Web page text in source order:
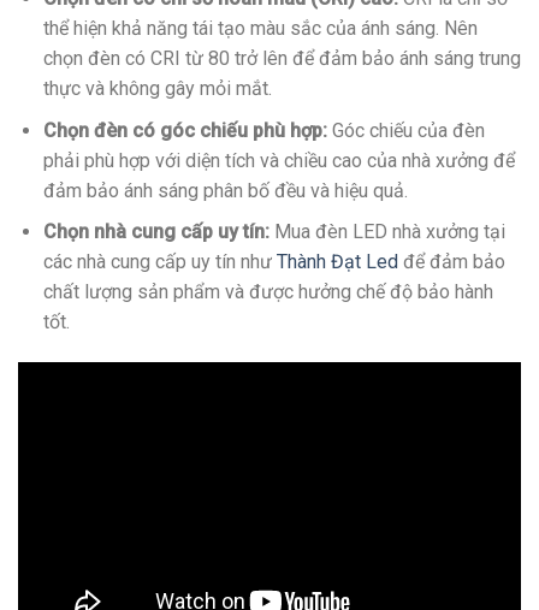
thể hiện khả năng tái tạo màu sắc của ánh sáng. Nên
chọn đèn có CRI từ 80 trở lên để đảm bảo ánh sáng trung
thực và không gây mỏi mắt.
Chọn đèn có góc chiếu phù hợp:Góc chiếu của đèn
phải phù hợp với diện tích và chiều cao của nhà xưởng để
đảm bảo ánh sáng phân bố đều và hiệu quả.
Chọn nhà cung cấp uy tín:Mua đèn LED nhà xưởng tại
các nhà cung cấp uy tín như Thành Đạt Led để đảm bảo
chất lượng sản phẩm và được hưởng chế độ bảo hành
tốt.